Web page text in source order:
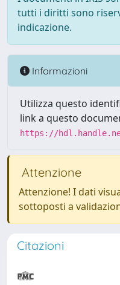
tutti i diritti sono
indicazione.
Informazioni
Utilizza questo
link a questo
https://
Attenzione
Attenzione! I dati
sottoposti a
Citazioni